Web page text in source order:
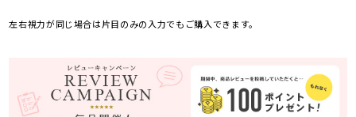
左右視力が同じ場合は片目のみの入力でもご購入できます。